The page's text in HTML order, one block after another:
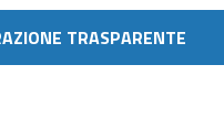
TRASPARENTE